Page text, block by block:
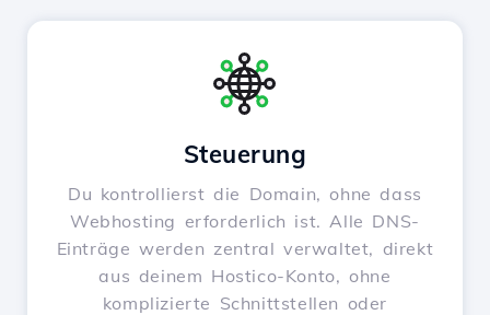
Steuerung
Du kontrollierst die Domain, ohne dass
Webhosting erforderlich ist. Alle DNS-
Einträge werden zentral verwaltet, direkt
aus deinem Hostico-Konto, ohne
komplizierte Schnittstellen oder